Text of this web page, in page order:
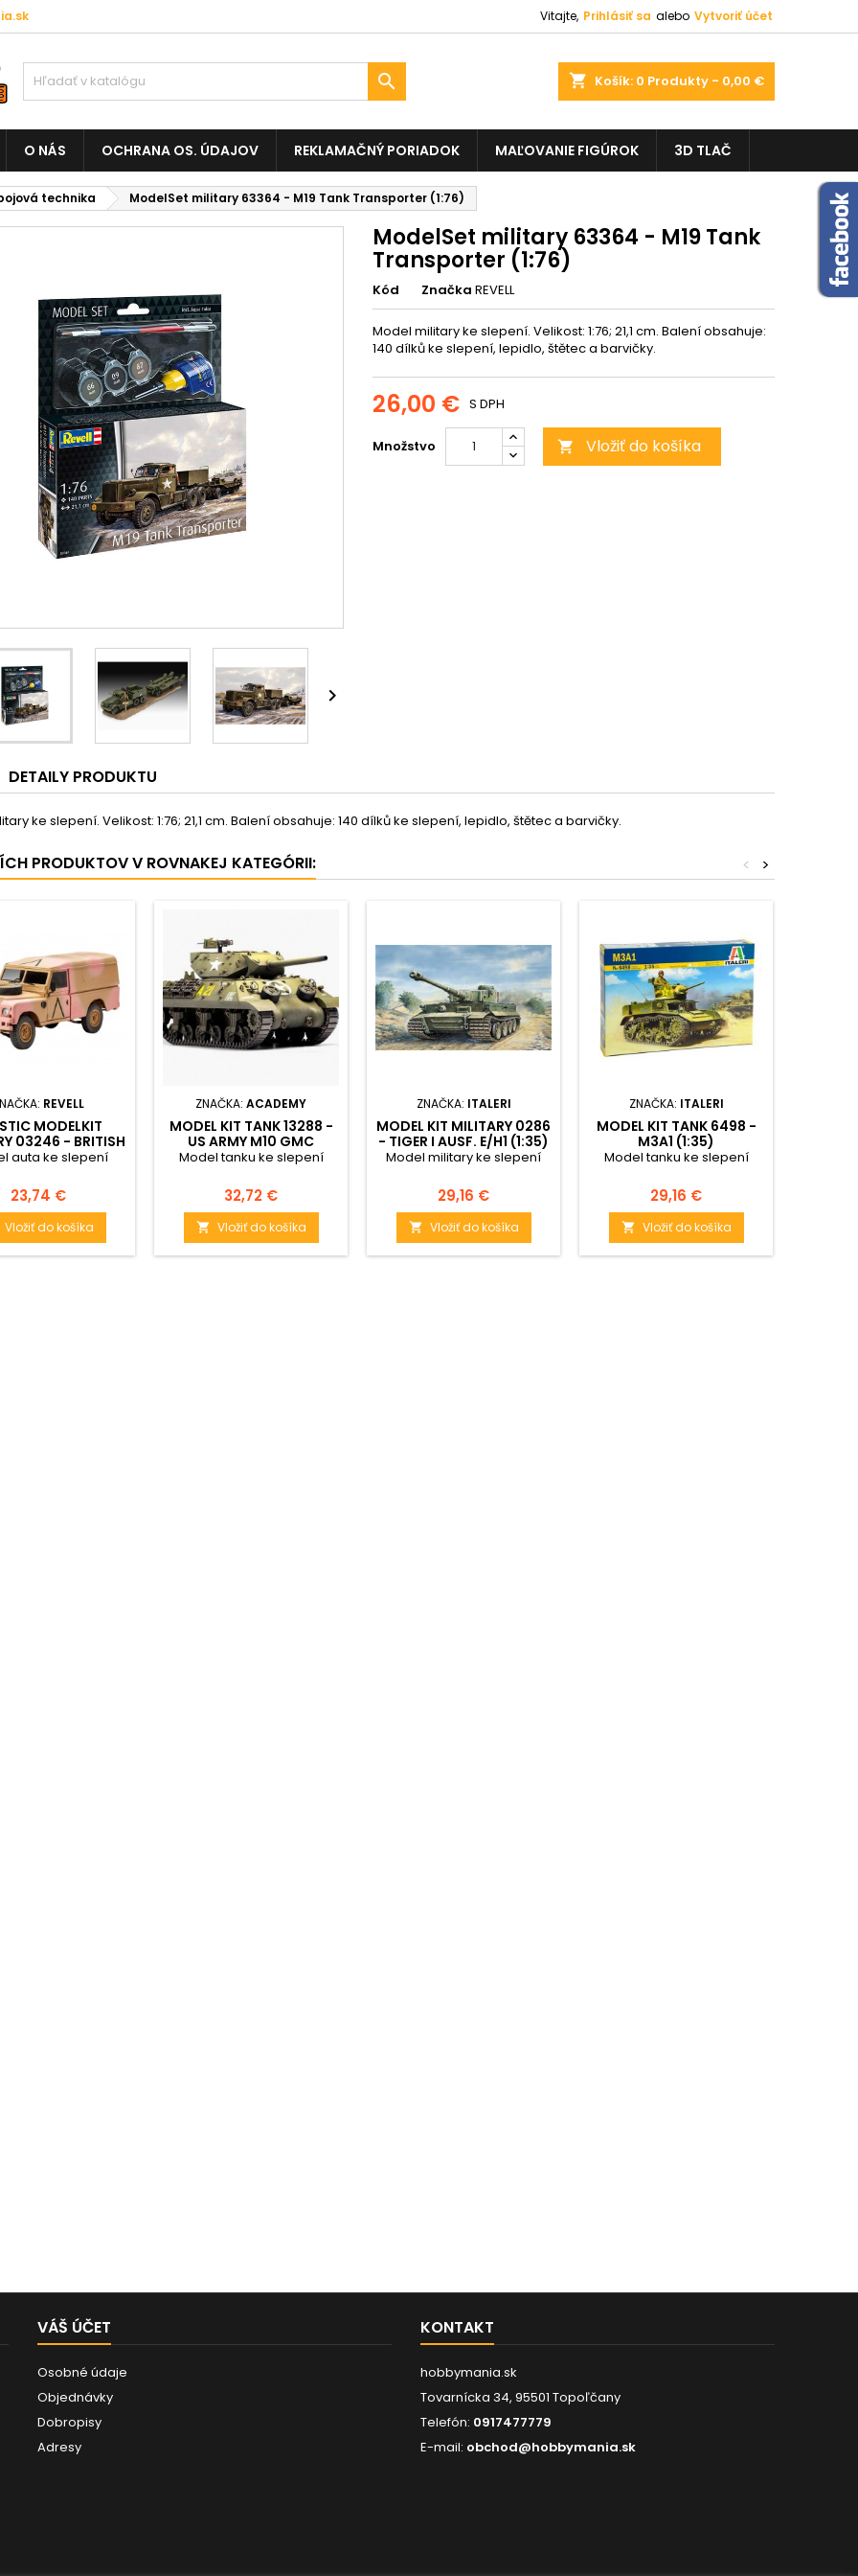
Vitajte, Prihlásiť sa alebo Vytvoriť účet
shopping_cart Košík: 0 Produkty - 0,00 €

O NÁS OCHRANA OS. ÚDAJOV REKLAMAČNÝ PORIADOK MAĽOVANIE FIGÚROK 3D TLAČ
technika ModelSet military 63364 - M19 Tank Transporter (1:76)

ModelSet military 63364 - M19 Tank
Transporter (1:76)
Kód Značka REVELL
Model military ke slepení. Velikost: 1:76; 21,1 cm. Balení obsahuje:
140 dílků ke slepení, lepidlo, štětec a barvičky.
26,00 € S DPH
Množstvo  Vložiť do košíka
DETAILY PRODUKTU
ke slepení. Velikost: 1:76; 21,1 cm. Balení obsahuje: 140 dílků ke slepení, lepidlo, štětec a barvičky.
PRODUKTOV V ROVNAKEJ KATEGÓRII: >
<
REVELL
MODELKIT
03246 - BRITISH
OFF-ROAD
(1:35)
auta ke slepení
Cena
23,74 €
Vložiť do košíka
ZNAČKA: ACADEMY
MODEL KIT TANK 13288 -
US ARMY M10 GMC
"ANNIV.70 NORMANDY
Model tanku ke slepení
Cena
32,72 €
 Vložiť do košíka
ZNAČKA: ITALERI
MODEL KIT MILITARY 0286
- TIGER I AUSF. E/H1 (1:35)
Model military ke slepení
Cena
29,16 €
 Vložiť do košíka
ZNAČKA: ITALERI
MODEL KIT TANK 6498 -
M3A1 (1:35)
Model tanku ke slepení
Cena
29,16 €
 Vložiť do košíka
VÁŠ ÚČET
Osobné údaje
Objednávky
Dobropisy
Adresy
KONTAKT
hobbymania.sk
Tovarnícka 34, 95501 Topoľčany
Telefón: 0917477779
E-mail: obchod@hobbymania.sk